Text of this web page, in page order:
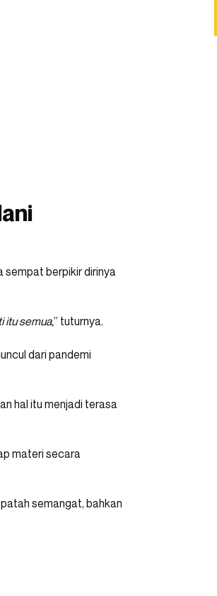
sempat berpikir dirinya
itu semua,” tuturnya.
dari pandemi
hal itu menjadi terasa
materi secara
semangat, bahkan